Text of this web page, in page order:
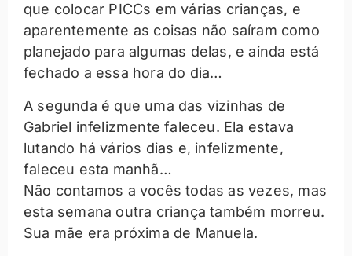
que colocar PICCs em várias crianças, e
aparentemente as coisas não saíram como
planejado para algumas delas, e ainda está
fechado a essa hora do dia…
A segunda é que uma das vizinhas de
Gabriel infelizmente faleceu. Ela estava
lutando há vários dias e, infelizmente,
faleceu esta manhã…
Não contamos a vocês todas as vezes, mas
esta semana outra criança também morreu.
Sua mãe era próxima de Manuela.